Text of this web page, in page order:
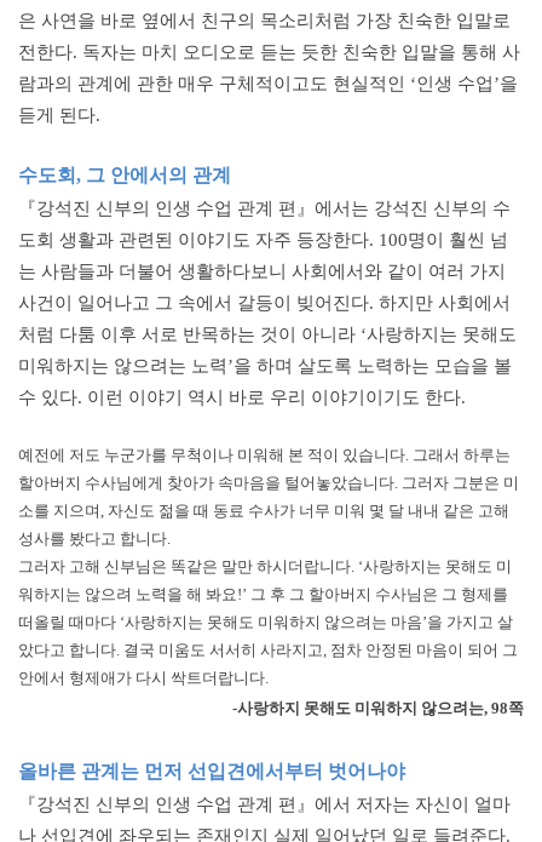
은 사연을 바로 옆에서 친구의 목소리처럼 가장 친숙한 입말로
전한다. 독자는 마치 오디오로 듣는 듯한 친숙한 입말을 통해 사
람과의 관계에 관한 매우 구체적이고도 현실적인 ‘인생 수업’을
듣게 된다.
수도회, 그 안에서의 관계
『강석진 신부의 인생 수업 관계 편』에서는 강석진 신부의 수
도회 생활과 관련된 이야기도 자주 등장한다. 100명이 훨씬 넘
는 사람들과 더불어 생활하다보니 사회에서와 같이 여러 가지
사건이 일어나고 그 속에서 갈등이 빚어진다. 하지만 사회에서
처럼 다툼 이후 서로 반목하는 것이 아니라 ‘사랑하지는 못해도
미워하지는 않으려는 노력’을 하며 살도록 노력하는 모습을 볼
수 있다. 이런 이야기 역시 바로 우리 이야기이기도 한다.
예전에 저도 누군가를 무척이나 미워해 본 적이 있습니다. 그래서 하루는
할아버지 수사님에게 찾아가 속마음을 털어놓았습니다. 그러자 그분은 미
소를 지으며, 자신도 젊을 때 동료 수사가 너무 미워 몇 달 내내 같은 고해
성사를 봤다고 합니다.
그러자 고해 신부님은 똑같은 말만 하시더랍니다. ‘사랑하지는 못해도 미
워하지는 않으려 노력을 해 봐요!’ 그 후 그 할아버지 수사님은 그 형제를
떠올릴 때마다 ‘사랑하지는 못해도 미워하지 않으려는 마음’을 가지고 살
았다고 합니다. 결국 미움도 서서히 사라지고, 점차 안정된 마음이 되어 그
안에서 형제애가 다시 싹트더랍니다.
-사랑하지 못해도 미워하지 않으려는, 98쪽
올바른 관계는 먼저 선입견에서부터 벗어나야
『강석진 신부의 인생 수업 관계 편』에서 저자는 자신이 얼마
나 선입견에 좌우되는 존재인지 실제 일어났던 일로 들려준다.